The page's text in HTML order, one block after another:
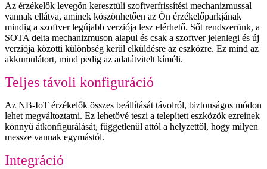
Az érzékelők levegőn keresztüli szoftverfrissítési mechanizmussal
vannak ellátva, aminek köszönhetően az Ön érzékelőparkjának
mindig a szoftver legújabb verziója lesz elérhető. Sőt rendszerünk, a
SOTA delta mechanizmuson alapul és csak a szoftver jelenlegi és új
verziója közötti különbség kerül elküldésre az eszközre. Ez mind az
akkumulátort, mind pedig az adatátvitelt kíméli.
Teljes távoli konfiguráció
Az NB-IoT érzékelők összes beállítását távolról, biztonságos módon
lehet megváltoztatni. Ez lehetővé teszi a telepített eszközök ezreinek
könnyű átkonfigurálását, függetlenül attól a helyzettől, hogy milyen
messze vannak egymástól.
Integráció